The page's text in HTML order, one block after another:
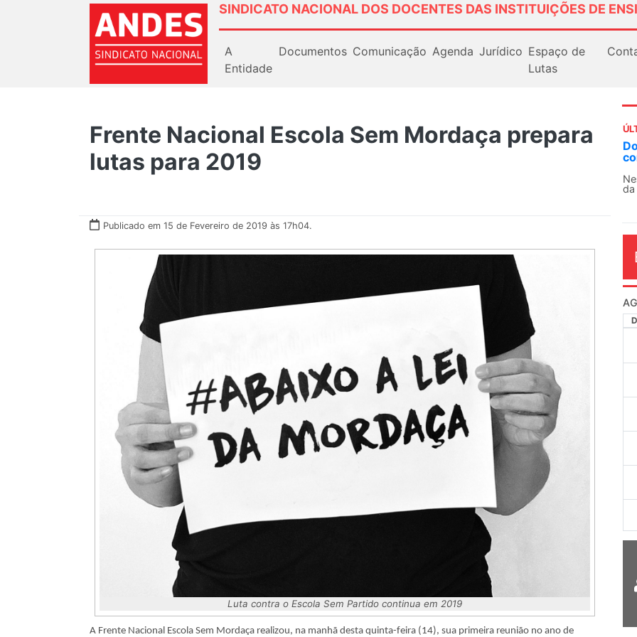
SINDICATO NACIONAL DOS DOCENTES DAS INSTITUIÇÕES DE
A
Entidade
Documentos Comunicação Agenda Jurídico Espaço de
Lutas
Frente Nacional Escola Sem Mordaça prepara
lutas para 2019
Publicado em 15 de Fevereiro de 2019 às 17h04.
Luta contra o Escola Sem Partido continua em 2019
A Frente Nacional Escola Sem Mordaça realizou, na manhã desta quinta-feira (14), sua primeira reunião no ano de
Docentes paralisam novamente as atividades